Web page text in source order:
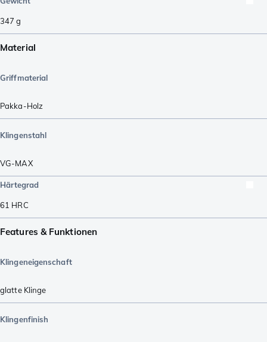
347 g
Material
Griffmaterial
Pakka-Holz
Klingenstahl
VG-MAX
Härtegrad
61 HRC
Features & Funktionen
Klingeneigenschaft
glatte Klinge
Klingenfinish